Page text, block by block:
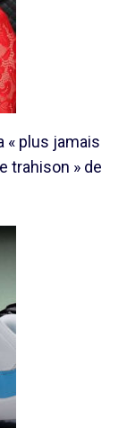
« plus jamais
trahison » de